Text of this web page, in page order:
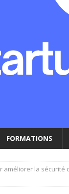
FORMATIONS
améliorer la sécurité